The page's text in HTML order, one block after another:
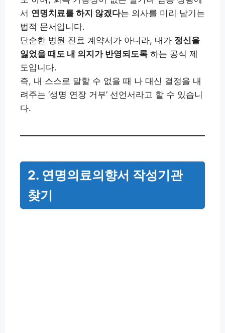
서 연명치료를 하지 않겠다는 의사를 미리 남기는
법적 문서입니다.
단순한 병원 진료 계약서가 아니라, 내가 정신을
잃었을 때도 내 의지가 반영되도록 하는 공식 제
도입니다.
즉, 내 스스로 말할 수 없을 때 나 대신 결정을 내
려주는 ‘생명 연장 거부’ 선언서라고 할 수 있습니
다.
2. 연명의료의향서 작성기관
찾기